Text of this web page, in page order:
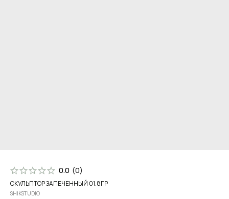
0.0 (0)
СКУЛЬПТОР ЗАПЕЧЕННЫЙ 01.8ГР
SHIKSTUDIO